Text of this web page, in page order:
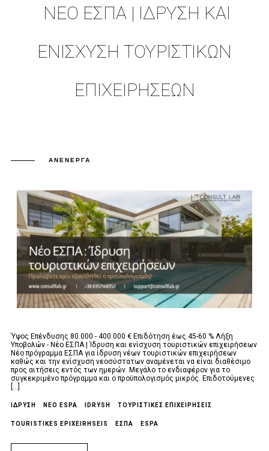
ΝΈΟ ΕΣΠΑ | ΊΔΡΥΣΗ ΚΑΙ
ΕΝΊΣΧΥΣΗ ΤΟΥΡΙΣΤΙΚΏΝ
ΕΠΙΧΕΙΡΉΣΕΩΝ
ΑΝΕΝΕΡΓΆ
Ύψος Επένδυσης 80.000 - 400.000 € Επιδότηση έως 45-60 % Λήξη
Υποβολών - Νέο ΕΣΠΑ | Ίδρυση και ενίσχυση τουριστικών επιχειρήσεων
Νέο πρόγραμμα ΕΣΠΑ για ίδρυση νέων τουριστικών επιχειρήσεων
καθώς και την ενίσχυση νεοσύστατων αναμένεται να είναι διαθέσιμο
προς αιτήσεις εντός των ημερών. Μεγάλο το ενδιαφέρον για το
συγκεκριμένο πρόγραμμα και ο προϋπολογισμός μικρός. Επιδοτούμενες
ΙΔΡΥΣΗ NEO ESPA IDRYSH ΤΟΥΡΙΣΤΙΚΈΣ ΕΠΙΧΕΙΡΉΣΕΙΣ
TOURISTIKES EPIXEIRHSEIS ΕΣΠΑ ESPA